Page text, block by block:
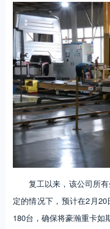
复工以来，该公司所
定的情况下，预计在2月
180台，确保将豪瀚重卡如